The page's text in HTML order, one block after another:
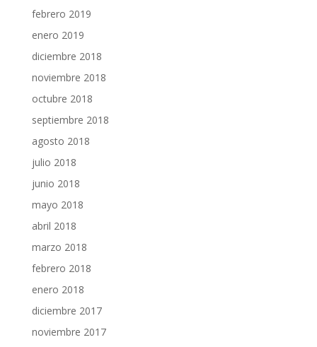
febrero 2019
enero 2019
diciembre 2018
noviembre 2018
octubre 2018
septiembre 2018
agosto 2018
julio 2018
junio 2018
mayo 2018
abril 2018
marzo 2018
febrero 2018
enero 2018
diciembre 2017
noviembre 2017